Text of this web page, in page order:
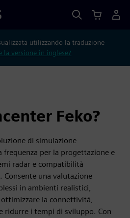
utilizzando la traduzione
la versione in inglese?
Feko?
di simulazione
per la progettazione e
radar e compatibilità
Consente una valutazione
in ambienti realistici,
la connettività,
ridurre i tempi di sviluppo. Con